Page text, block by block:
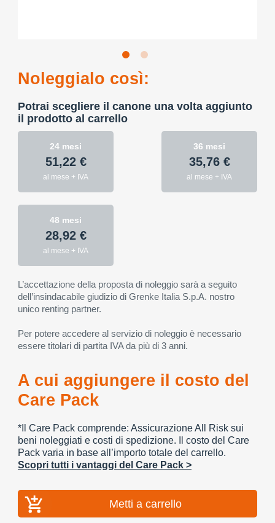
Noleggialo così:
Potrai scegliere il canone una volta aggiunto
il prodotto al carrello
24 mesi
51,22 €
al mese + IVA
36 mesi
35,76 €
al mese + IVA
48 mesi
28,92 €
al mese + IVA
L’accettazione della proposta di noleggio sarà a seguito
dell’insindacabile giudizio di Grenke Italia S.p.A. nostro
unico renting partner.
Per potere accedere al servizio di noleggio è necessario
essere titolari di partita IVA da più di 3 anni.
A cui aggiungere il costo del
Care Pack
*Il Care Pack comprende: Assicurazione All Risk sui
beni noleggiati e costi di spedizione. Il costo del Care
Pack varia in base all’importo totale del carrello.
Scopri tutti i vantaggi del Care Pack >
Metti a carrello